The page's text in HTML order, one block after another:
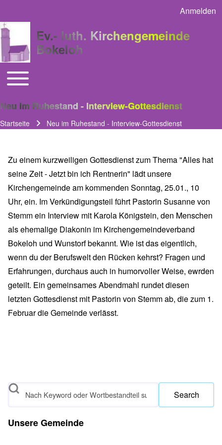
User
Anmelden
Ev.- luth. Kirchengemeinde
Bokeloh
Main navigation
Toggle main menu
Neu im Ruhestand - Interview-Gottesdienst
Pfadnavigation
Startseite Neu im Ruhestand - Interview-Gottesdienst
Zu einem kurzweiligen Gottesdienst zum Thema "Alles hat
seine Zeit - Jetzt bin ich Rentnerin" lädt unsere
Kirchengemeinde am kommenden Sonntag, 25.01., 10
Uhr, ein. Im Verkündigungsteil führt Pastorin Susanne von
Stemm ein Interview mit Karola Königstein, den Menschen
als ehemalige Diakonin im Kirchengemeindeverband
Bokeloh und Wunstorf bekannt. Wie ist das eigentlich,
wenn du der Berufswelt den Rücken kehrst? Fragen und
Erfahrungen, durchaus auch in humorvoller Weise, ewrden
geteilt. Ein gemeinsames Abendmahl rundet diesen
letzten Gottesdienst mit Pastorin von Stemm ab, die zum 1.
Februar die Gemeinde verlässt.
Search
Unsere Gemeinde